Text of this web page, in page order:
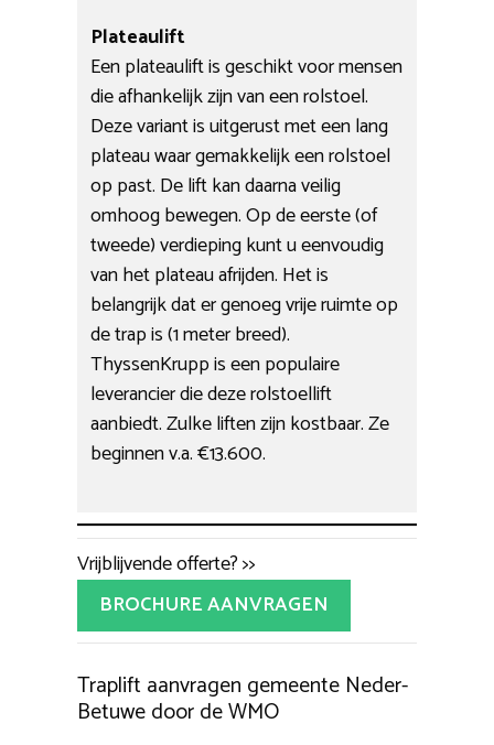
Plateaulift
Een plateaulift is geschikt voor mensen
die afhankelijk zijn van een rolstoel.
Deze variant is uitgerust met een lang
plateau waar gemakkelijk een rolstoel
op past. De lift kan daarna veilig
omhoog bewegen. Op de eerste (of
tweede) verdieping kunt u eenvoudig
van het plateau afrijden. Het is
belangrijk dat er genoeg vrije ruimte op
de trap is (1 meter breed).
ThyssenKrupp is een populaire
leverancier die deze rolstoellift
aanbiedt. Zulke liften zijn kostbaar. Ze
beginnen v.a. €13.600.
Vrijblijvende offerte? >>
BROCHURE AANVRAGEN
Traplift aanvragen gemeente Neder-
Betuwe door de WMO